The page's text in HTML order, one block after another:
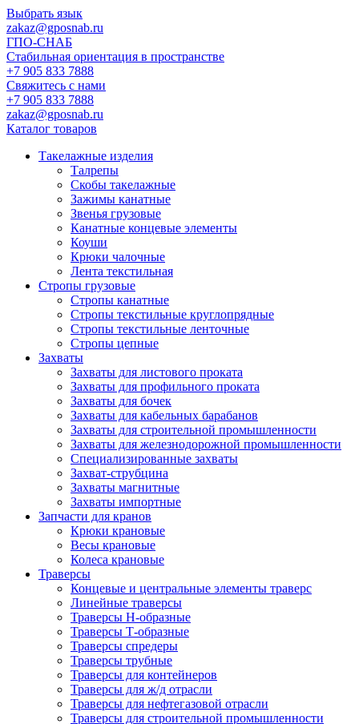
Выбрать язык
zakaz@gposnab.ru
ГПО-СНАБ
Стабильная ориентация в пространстве
+7 905 833 7888
Свяжитесь с нами
+7 905 833 7888
zakaz@gposnab.ru
Каталог товаров
Такелажные изделия
Талрепы
Скобы такелажные
Зажимы канатные
Звенья грузовые
Канатные концевые элементы
Коуши
Крюки чалочные
Лента текстильная
Стропы грузовые
Стропы канатные
Стропы текстильные круглопрядные
Стропы текстильные ленточные
Стропы цепные
Захваты
Захваты для листового проката
Захваты для профильного проката
Захваты для бочек
Захваты для кабельных барабанов
Захваты для строительной промышленности
Захваты для железнодорожной промышленности
Специализированные захваты
Захват-струбцина
Захваты магнитные
Захваты импортные
Запчасти для кранов
Крюки крановые
Весы крановые
Колеса крановые
Траверсы
Концевые и центральные элементы траверс
Линейные траверсы
Траверсы Н-образные
Траверсы Т-образные
Траверсы спредеры
Траверсы трубные
Траверсы для контейнеров
Траверсы для ж/д отрасли
Траверсы для нефтегазовой отрасли
Траверсы для строительной промышленности